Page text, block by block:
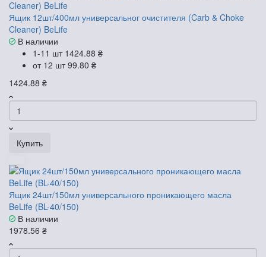
Ящик 12шт/400мл универсальног очистителя (Carb & Choke
Cleaner) BeLife
В наличии
1-11 шт 1424.88 ₴
от 12 шт99.80 ₴
1424.88 ₴
Купить
Ящик 24шт/150мл универсального проникающего масла
BeLife (BL-40/150)
В наличии
1978.56 ₴